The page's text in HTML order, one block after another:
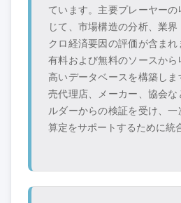
ています。主要プレーヤー
じて、市場構造の分析、業
クロ経済要因の評価が含ま
有料および無料のソースか
高いデータベースを構築し
売代理店、メーカー、協会
ルダーからの検証を受け、
算定をサポートするために統